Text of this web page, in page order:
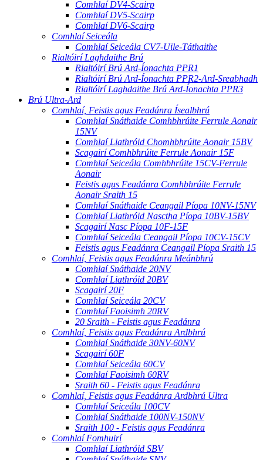
Comhlaí DV4-Scairp
Comhlaí DV5-Scairp
Comhlaí DV6-Scairp
Comhlaí Seiceála
Comhlaí Seiceála CV7-Uile-Táthaithe
Rialtóirí Laghdaithe Brú
Rialtóirí Brú Ard-Íonachta PPR1
Rialtóirí Brú Ard-Íonachta PPR2-Ard-Sreabhadh
Rialtóirí Laghdaithe Brú Ard-Íonachta PPR3
Brú Ultra-Ard
Comhlaí, Feistis agus Feadánra Ísealbhrú
Comhlaí Snáthaide Comhbhrúite Ferrule Aonair
15NV
Comhlaí Liathróid Chomhbhrúite Aonair 15BV
Scagairí Comhbhrúite Ferrule Aonair 15F
Comhlaí Seiceála Comhbhrúite 15CV-Ferrule
Aonair
Feistis agus Feadánra Comhbhrúite Ferrule
Aonair Sraith 15
Comhlaí Snáthaide Ceangail Píopa 10NV-15NV
Comhlaí Liathróid Nasctha Píopa 10BV-15BV
Scagairí Nasc Píopa 10F-15F
Comhlaí Seiceála Ceangail Píopa 10CV-15CV
Feistis agus Feadánra Ceangail Píopa Sraith 15
Comhlaí, Feistis agus Feadánra Meánbhrú
Comhlaí Snáthaide 20NV
Comhlaí Liathróid 20BV
Scagairí 20F
Comhlaí Seiceála 20CV
Comhlaí Faoisimh 20RV
20 Sraith - Feistis agus Feadánra
Comhlaí, Feistis agus Feadánra Ardbhrú
Comhlaí Snáthaide 30NV-60NV
Scagairí 60F
Comhlaí Seiceála 60CV
Comhlaí Faoisimh 60RV
Sraith 60 - Feistis agus Feadánra
Comhlaí, Feistis agus Feadánra Ardbhrú Ultra
Comhlaí Seiceála 100CV
Comhlaí Snáthaide 100NV-150NV
Sraith 100 - Feistis agus Feadánra
Comhlaí Fomhuirí
Comhlaí Liathróid SBV